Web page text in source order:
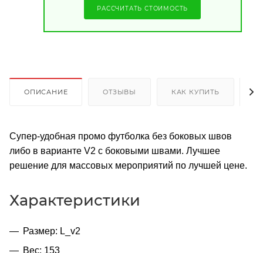
РАССЧИТАТЬ СТОИМОСТЬ
ОПИСАНИЕ ОТЗЫВЫ КАК КУПИТЬ
Супер-удобная промо футболка без боковых швов
либо в варианте V2 с боковыми швами. Лучшее
решение для массовых мероприятий по лучшей цене.
Характеристики
Размер: L_v2
Вес: 153